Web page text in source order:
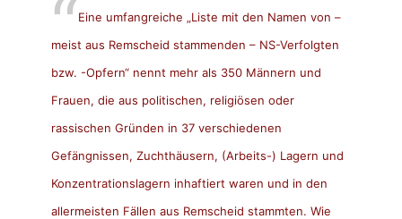
Eine umfangreiche „Liste mit den Namen von –
meist aus Remscheid stammenden – NS-Verfolgten
bzw. -Opfern“ nennt mehr als 350 Männern und
Frauen, die aus politischen, religiösen oder
rassischen Gründen in 37 verschiedenen
Gefängnissen, Zuchthäusern, (Arbeits-) Lagern und
Konzentrationslagern inhaftiert waren und in den
allermeisten Fällen aus Remscheid stammten. Wie